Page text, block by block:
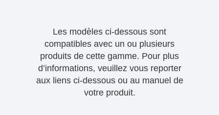
Les modèles ci-dessous sont
compatibles avec un ou plusieurs
produits de cette gamme. Pour plus
d’informations, veuillez vous reporter
aux liens ci-dessous ou au manuel de
votre produit.